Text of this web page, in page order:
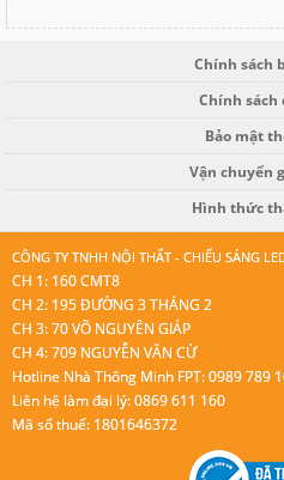
Chính sách
Chính sách
Bảo mật
Vận chuyển
Hình thức
CÔNG TY TNHH NỘI THẤT - CHIẾU SÁNG
CH 1: 160 CMT8
CH 2: 195 ĐƯỜNG 3 THÁNG 2
CH 3: 70 VÕ NGUYÊN GIÁP
CH 4: 709 NGUYỄN VĂN CỪ
Hotline Nhà Thông Minh FPT: 0989 789
Liên hệ làm đại lý: 0869 611 160
Mã số thuế: 1801646372